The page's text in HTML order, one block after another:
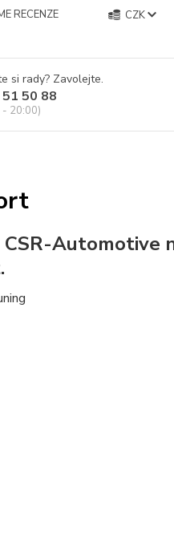
RECENZE
CZK
si rady? Zavolejte.
50 88
- 20:00)
Automotive